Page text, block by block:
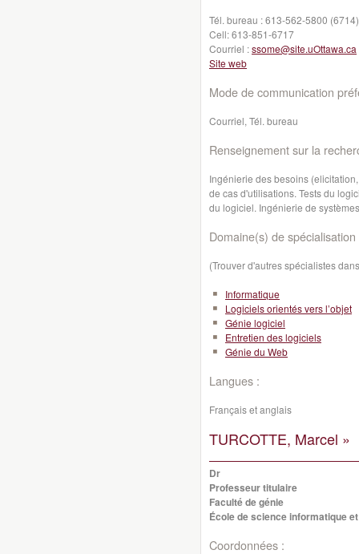
Tél. bureau :613-562-5800 (6714)
Cell:613-851-6717
Courriel :ssome@site.uOttawa.ca
Site web
Mode de communication
Courriel, Tél. bureau
Renseignement sur la
Ingénierie des besoins
de cas d'utilisations. Tests du
du logiciel. Ingénierie de
Domaine(s) de spécialisation
(Trouver d'autres spécialistes
Informatique
Logiciels orientés vers l’objet
Génie logiciel
Entretien des logiciels
Génie du Web
Langues :
Français et anglais
TURCOTTE, Marcel »
Dr
Professeur titulaire
Faculté de génie
École de science informatique
Coordonnées :